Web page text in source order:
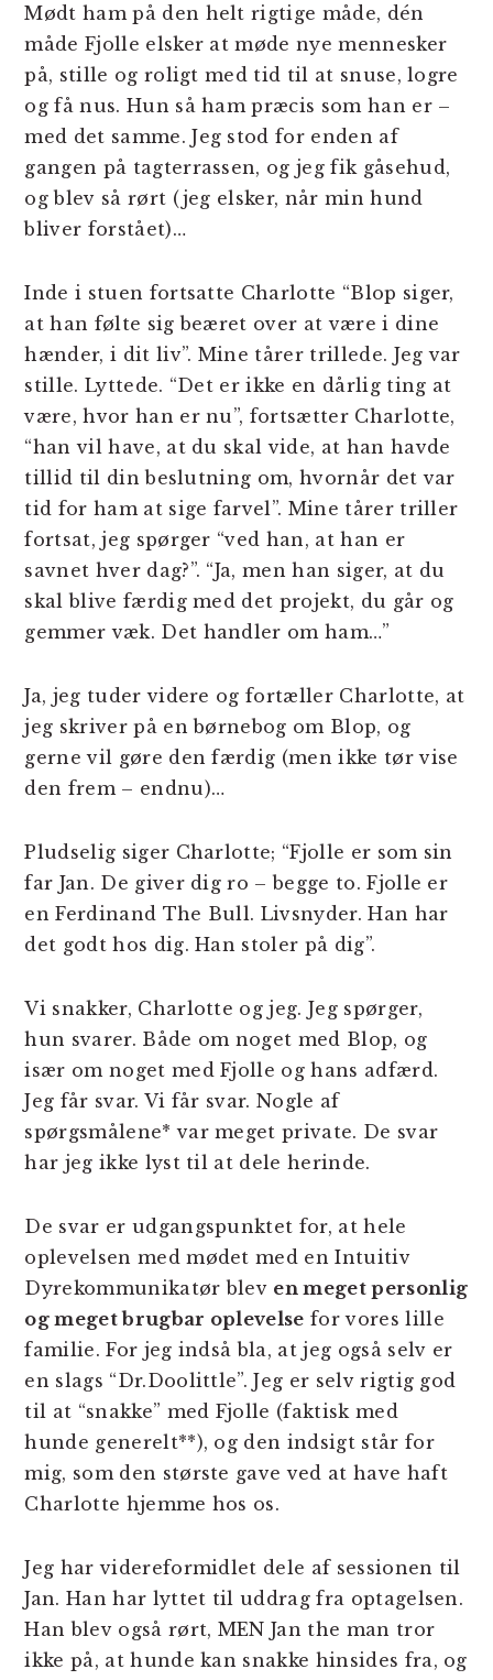
Mødt ham på den helt rigtige måde, dén
måde Fjolle elsker at møde nye mennesker
på, stille og roligt med tid til at snuse, logre
og få nus. Hun så ham præcis som han er –
med det samme. Jeg stod for enden af
gangen på tagterrassen, og jeg fik gåsehud,
og blev så rørt (jeg elsker, når min hund
bliver forstået)…
Inde i stuen fortsatte Charlotte “Blop siger,
at han følte sig beæret over at være i dine
hænder, i dit liv”. Mine tårer trillede. Jeg var
stille. Lyttede. “Det er ikke en dårlig ting at
være, hvor han er nu”, fortsætter Charlotte,
“han vil have, at du skal vide, at han havde
tillid til din beslutning om, hvornår det var
tid for ham at sige farvel”. Mine tårer triller
fortsat, jeg spørger “ved han, at han er
savnet hver dag?”. “Ja, men han siger, at du
skal blive færdig med det projekt, du går og
gemmer væk. Det handler om ham…”
Ja, jeg tuder videre og fortæller Charlotte, at
jeg skriver på en børnebog om Blop, og
gerne vil gøre den færdig (men ikke tør vise
den frem – endnu)…
Pludselig siger Charlotte; “Fjolle er som sin
far Jan. De giver dig ro – begge to. Fjolle er
en Ferdinand The Bull. Livsnyder. Han har
det godt hos dig. Han stoler på dig”.
Vi snakker, Charlotte og jeg. Jeg spørger,
hun svarer. Både om noget med Blop, og
især om noget med Fjolle og hans adfærd.
Jeg får svar. Vi får svar. Nogle af
spørgsmålene* var meget private. De svar
har jeg ikke lyst til at dele herinde.
De svar er udgangspunktet for, at hele
oplevelsen med mødet med en Intuitiv
Dyrekommunikatør blev en meget personlig
og meget brugbar oplevelse for vores lille
familie. For jeg indså bla, at jeg også selv er
en slags “Dr.Doolittle”. Jeg er selv rigtig god
til at “snakke” med Fjolle (faktisk med
hunde generelt**), og den indsigt står for
mig, som den største gave ved at have haft
Charlotte hjemme hos os.
Jeg har videreformidlet dele af sessionen til
Jan. Han har lyttet til uddrag fra optagelsen.
Han blev også rørt, MEN Jan the man tror
ikke på, at hunde kan snakke hinsides fra, og